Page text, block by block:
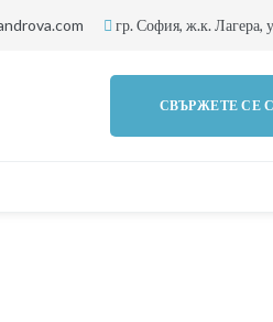
гр. София, ж.к. Лагера,
СВЪРЖЕТЕ СЕ